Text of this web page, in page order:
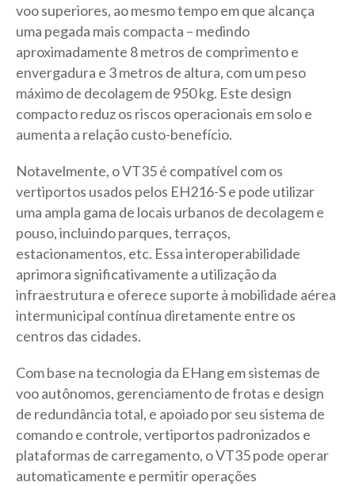
voo superiores, ao mesmo tempo em que alcança
uma pegada mais compacta – medindo
aproximadamente 8 metros de comprimento e
envergadura e 3 metros de altura, com um peso
máximo de decolagem de 950 kg. Este design
compacto reduz os riscos operacionais em solo e
aumenta a relação custo-benefício.
Notavelmente, o VT35 é compatível com os
vertiportos usados pelos EH216-S e pode utilizar
uma ampla gama de locais urbanos de decolagem e
pouso, incluindo parques, terraços,
estacionamentos, etc. Essa interoperabilidade
aprimora significativamente a utilização da
infraestrutura e oferece suporte à mobilidade aérea
intermunicipal contínua diretamente entre os
centros das cidades.
Com base na tecnologia da EHang em sistemas de
voo autônomos, gerenciamento de frotas e design
de redundância total, e apoiado por seu sistema de
comando e controle, vertiportos padronizados e
plataformas de carregamento, o VT35 pode operar
automaticamente e permitir operações